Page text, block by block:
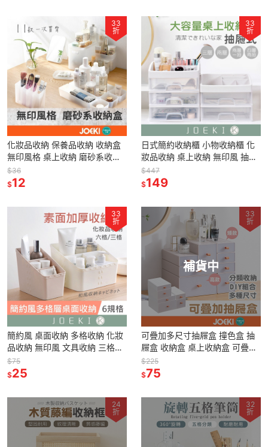
33
折
化妝品收納 保養品收納 收納盒
無印風格 桌上收納 磨砂系收納
無印風 收納 文具收納
【SN0089】
$36
$12
33
折
日式簡約收納櫃 小物收納櫃 化
妝品收納 桌上收納 無印風 抽屜
收納盒 多格整理盒 透明抽屜式
抽屜盒【SN0092】
$447
$149
33
折
簡約風 桌面收納 多格收納 化妝
品收納 無印風 文具收納 三格收
納盒 四格 收納盒 家居收納 桌上
收納【SN0099】
$75
$25
補貨中
33
折
可疊加多尺寸抽屜盒 撞色盒 抽
屜盒 收納盒 桌上收納盒 可疊加
組合式 置物盒 北歐風 馬卡龍色
收納盒【SN0287】
$225
$75
24
折
32
折